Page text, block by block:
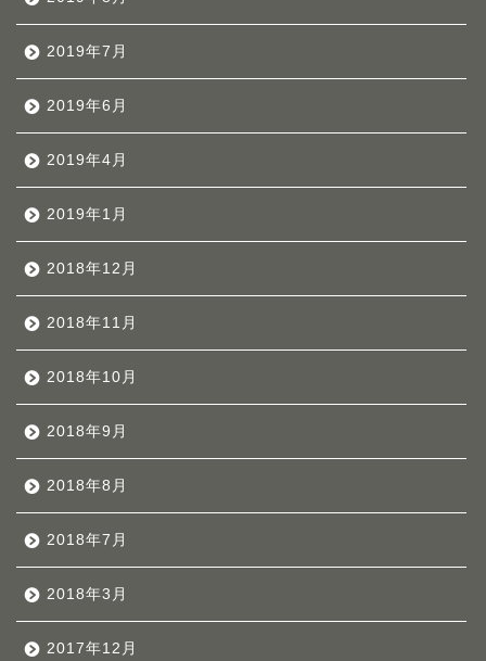
2019年7月
2019年6月
2019年4月
2019年1月
2018年12月
2018年11月
2018年10月
2018年9月
2018年8月
2018年7月
2018年3月
2017年12月